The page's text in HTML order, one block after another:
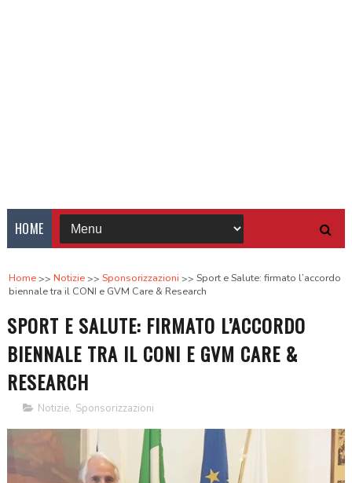
HOME
Home Notizie Sponsorizzazioni
Sport e Salute: firmato l’accordo
biennale tra il CONI e GVM Care & Research
SPORT E SALUTE: FIRMATO L’ACCORDO
BIENNALE TRA IL CONI E GVM CARE &
RESEARCH
Notizie, Sponsorizzazioni